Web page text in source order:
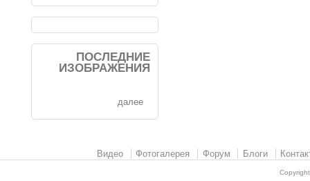
ПОСЛЕДНИЕ
ИЗОБРАЖЕНИЯ
далее
Видео Фотогалерея Форум Блоги